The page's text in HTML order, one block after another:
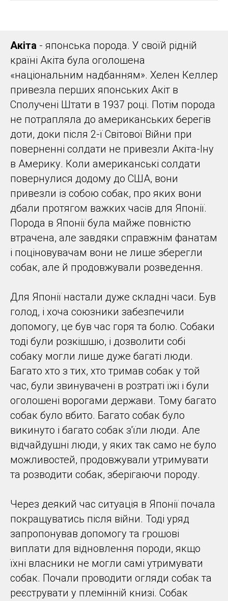
Акіта - японська порода. У своїй рідній
країні Акіта була оголошена
«національним надбанням». Хелен Келлер
привезла перших японських Акіт в
Сполучені Штати в 1937 році. Потім порода
не потрапляла до американських берегів
доти, доки після 2-ї Світової Війни при
поверненні солдати не привезли Акіта-Іну
в Америку. Коли американські солдати
повернулися додому до США, вони
привезли із собою собак, про яких вони
дбали протягом важких часів для Японії.
Порода в Японії була майже повністю
втрачена, але завдяки справжнім фанатам
і поціновувачам вони не лише зберегли
собак, але й продовжували розведення.
Для Японії настали дуже складні часи. Був
голод, і хоча союзники забезпечили
допомогу, це був час горя та болю. Собаки
тоді були розкішшю, і дозволити собі
собаку могли лише дуже багаті люди.
Багато хто з тих, хто тримав собак у той
час, були звинувачені в розтраті їжі і були
оголошені ворогами держави. Тому багато
собак було вбито. Багато собак було
викинуто і багато собак з'їли люди. Але
відчайдушні люди, у яких так само не було
можливостей, продовжували утримувати
та розводити собак, зберігаючи породу.
Через деякий час ситуація в Японії почала
покращуватись після війни. Тоді уряд
запропонував допомогу та грошові
виплати для відновлення породи, якщо
їхні власники не могли самі утримувати
собак. Почали проводити огляди собак та
реєструвати у племінній книзі. Собак